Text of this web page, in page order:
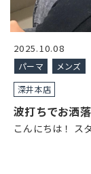
2025.10.08
パーマ
メンズ
深井本店
波打ちでお洒落
こんにちは！ ス